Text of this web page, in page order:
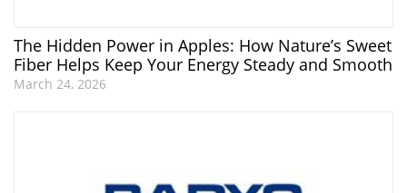
The Hidden Power in Apples: How Nature’s Sweet
Fiber Helps Keep Your Energy Steady and Smooth
March 24, 2026